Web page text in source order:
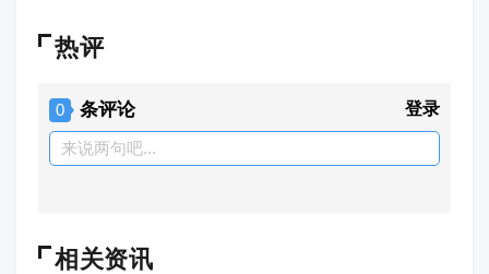
热评
0 条评论 登录
来说两句吧...
相关资讯